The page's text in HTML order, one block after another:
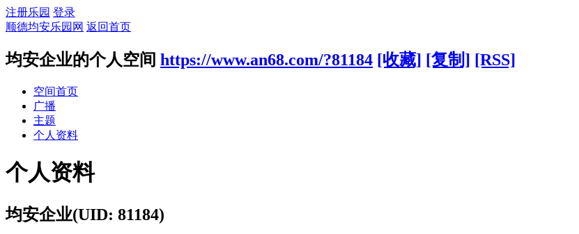
注册乐园 登录
顺德均安乐园网 返回首页
均安企业的个人空间 https://www.an68.com/?81184 [收藏] [复制] [RSS]
空间首页
广播
主题
个人资料
个人资料
均安企业(UID: 81184)